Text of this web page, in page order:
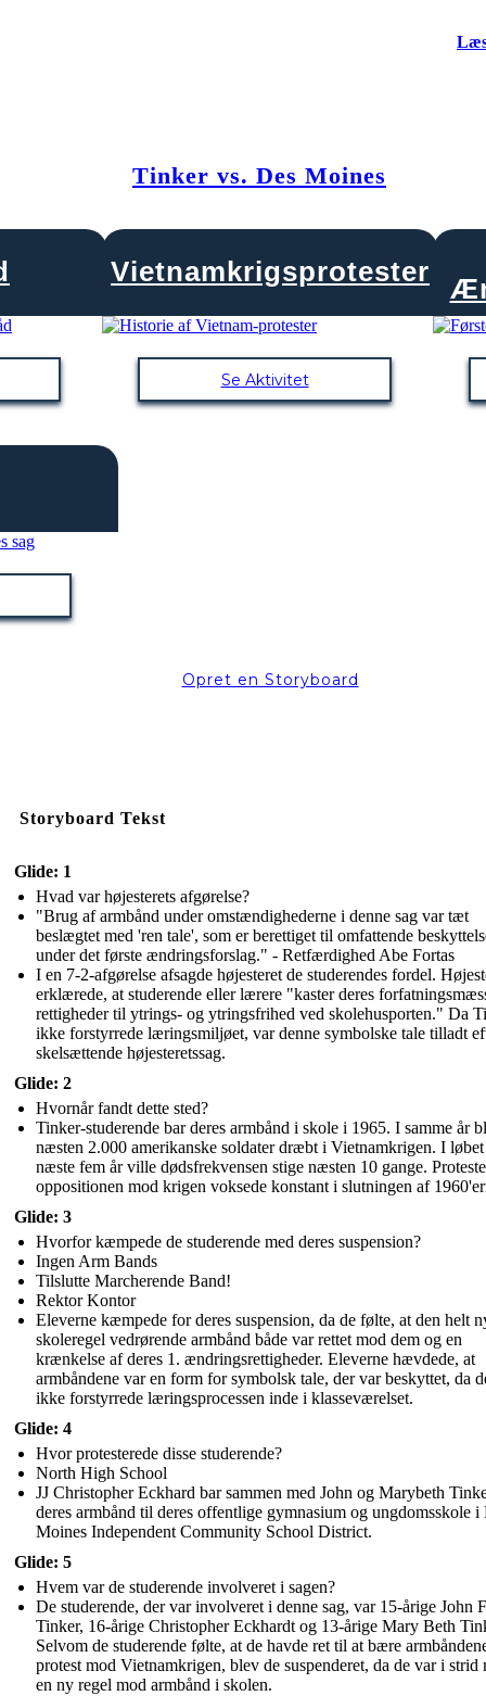
Tinker vs. Des Moines
Vietnamkrigsprotester
Se Aktivitet
Opret en Storyboard
Storyboard Tekst
Glide: 1
Hvad var højesterets afgørelse?
"Brug af armbånd under omstændighederne i denne sag var tæt
beslægtet med 'ren tale', som er berettiget til omfattende
under det første ændringsforslag." - Retfærdighed Abe Fortas
I en 7-2-afgørelse afsagde højesteret de studerendes fordel.
erklærede, at studerende eller lærere "kaster deres
rettigheder til ytrings- og ytringsfrihed ved skolehusporten." Da
ikke forstyrrede læringsmiljøet, var denne symbolske tale tilladt
skelsættende højesteretssag.
Glide: 2
Hvornår fandt dette sted?
Tinker-studerende bar deres armbånd i skole i 1965. I samme år
næsten 2.000 amerikanske soldater dræbt i Vietnamkrigen. I
næste fem år ville dødsfrekvensen stige næsten 10 gange.
oppositionen mod krigen voksede konstant i slutningen af
Glide: 3
Hvorfor kæmpede de studerende med deres suspension?
Ingen Arm Bands
Tilslutte Marcherende Band!
Rektor Kontor
Eleverne kæmpede for deres suspension, da de følte, at den helt
skoleregel vedrørende armbånd både var rettet mod dem og en
krænkelse af deres 1. ændringsrettigheder. Eleverne hævdede, at
armbåndene var en form for symbolsk tale, der var beskyttet, da
ikke forstyrrede læringsprocessen inde i klasseværelset.
Glide: 4
Hvor protesterede disse studerende?
North High School
JJ Christopher Eckhard bar sammen med John og Marybeth
deres armbånd til deres offentlige gymnasium og ungdomsskole i
Moines Independent Community School District.
Glide: 5
Hvem var de studerende involveret i sagen?
De studerende, der var involveret i denne sag, var 15-årige John
Tinker, 16-årige Christopher Eckhardt og 13-årige Mary Beth
Selvom de studerende følte, at de havde ret til at bære
protest mod Vietnamkrigen, blev de suspenderet, da de var i strid
en ny regel mod armbånd i skolen.